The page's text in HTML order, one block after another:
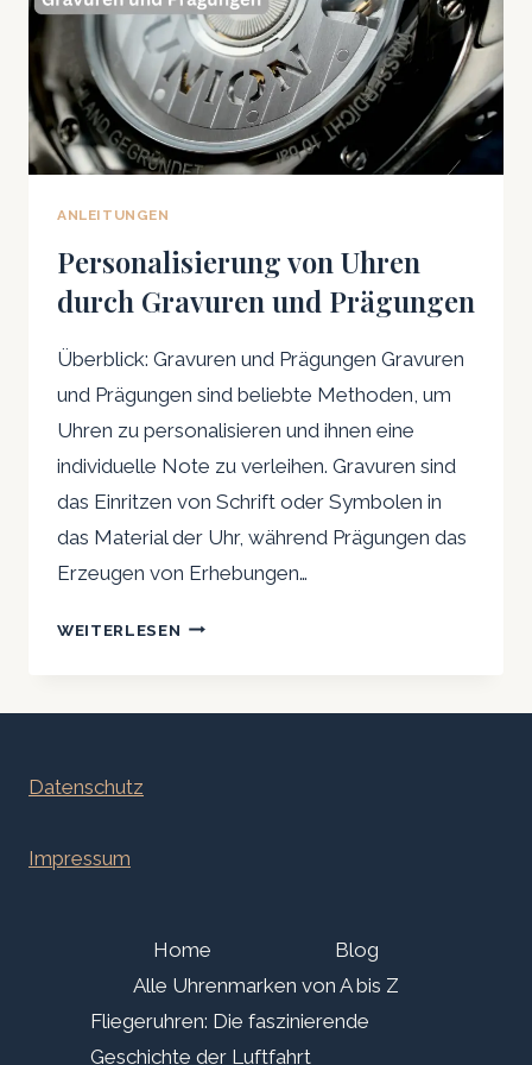
ANLEITUNGEN
Personalisierung von Uhren
durch Gravuren und Prägungen
Überblick: Gravuren und Prägungen Gravuren
und Prägungen sind beliebte Methoden, um
Uhren zu personalisieren und ihnen eine
individuelle Note zu verleihen. Gravuren sind
das Einritzen von Schrift oder Symbolen in
das Material der Uhr, während Prägungen das
Erzeugen von Erhebungen…
WEITERLESEN PERSONALISIERUNG
DURCH
Datenschutz
Impressum
Home
Blog
Alle Uhrenmarken von A bis Z
Fliegeruhren: Die faszinierende
Geschichte der Luftfahrt